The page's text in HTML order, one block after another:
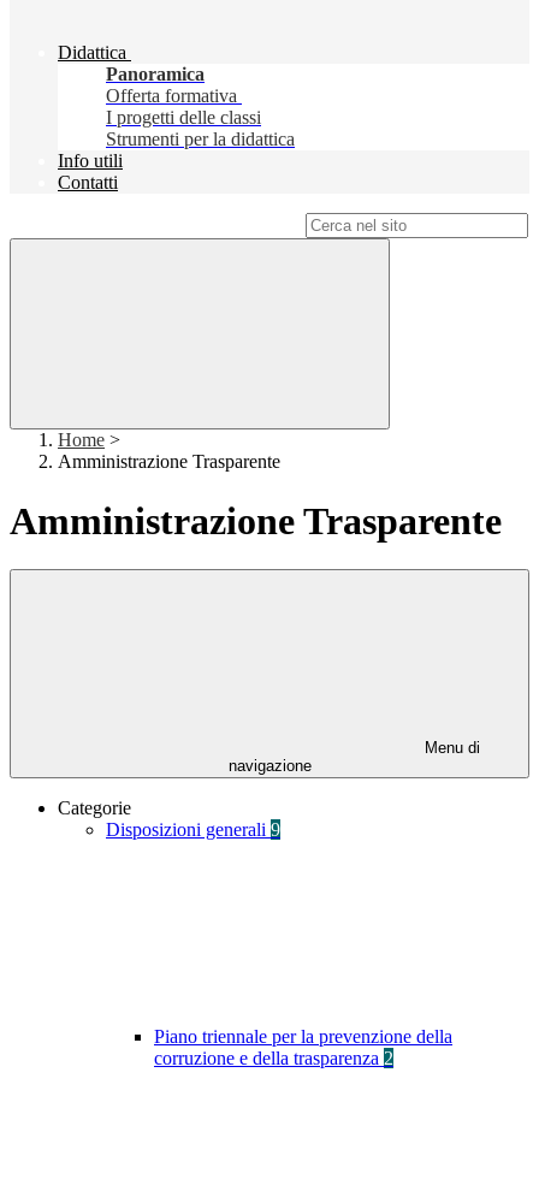
Didattica
Panoramica
Offerta formativa
I progetti delle classi
Strumenti per la didattica
Info utili
Contatti
Home >
Amministrazione Trasparente
Amministrazione Trasparente
Menu di
navigazione
Categorie
Disposizioni generali 9
Piano triennale per la prevenzione della
corruzione e della trasparenza 2